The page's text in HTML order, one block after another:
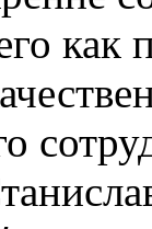
как